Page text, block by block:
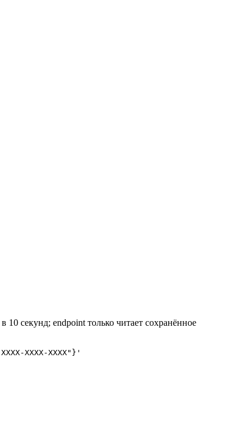
секунд; endpoint только читает сохранённое
XXXX-XXXX"}'